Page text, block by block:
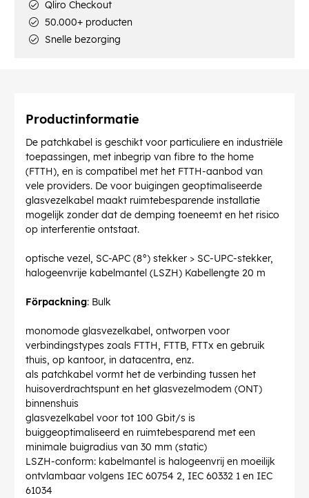
Qliro Checkout
50.000+ producten
Snelle bezorging
Productinformatie
De patchkabel is geschikt voor particuliere en industriële
toepassingen, met inbegrip van fibre to the home
(FTTH), en is compatibel met het FTTH-aanbod van
vele providers. De voor buigingen geoptimaliseerde
glasvezelkabel maakt ruimtebesparende installatie
mogelijk zonder dat de demping toeneemt en het risico
op interferentie ontstaat.
optische vezel, SC-APC (8°) stekker > SC-UPC-stekker,
halogeenvrije kabelmantel (LSZH) Kabellengte 20 m
Förpackning: Bulk
monomode glasvezelkabel, ontworpen voor
verbindingstypes zoals FTTH, FTTB, FTTx en gebruik
thuis, op kantoor, in datacentra, enz.
als patchkabel vormt het de verbinding tussen het
huisoverdrachtspunt en het glasvezelmodem (ONT)
binnenshuis
glasvezelkabel voor tot 100 Gbit/s is
buiggeoptimaliseerd en ruimtebesparend met een
minimale buigradius van 30 mm (static)
LSZH-conform: kabelmantel is halogeenvrij en moeilijk
ontvlambaar volgens IEC 60754 2, IEC 60332 1 en IEC
61034